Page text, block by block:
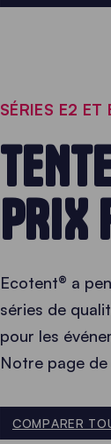
SÉRIES E2 ET
PRIX
Ecotent® a
séries de
pour les
Notre page
COMPARER